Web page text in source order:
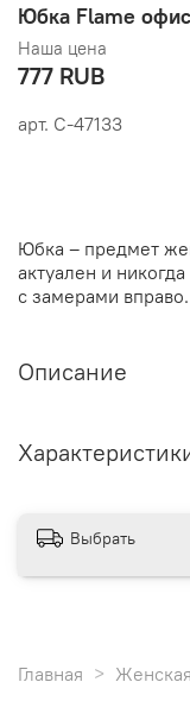
арт. С-47133
Юбка Flame
Наша цена
777 RUB
Юбка – предмет
актуален и
с замерами вправо.
Описание
Выбрать
Главная